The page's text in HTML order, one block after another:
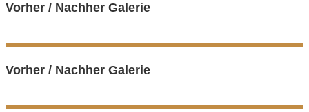
Vorher / Nachher Galerie
Vorher / Nachher Galerie